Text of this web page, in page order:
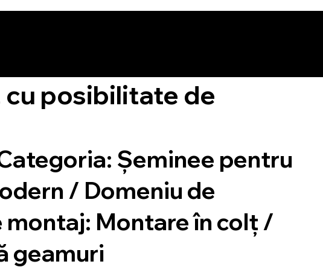
Șeminee pentru
/ Domeniu de
Montare în colț /
geamuri
posibilitate de